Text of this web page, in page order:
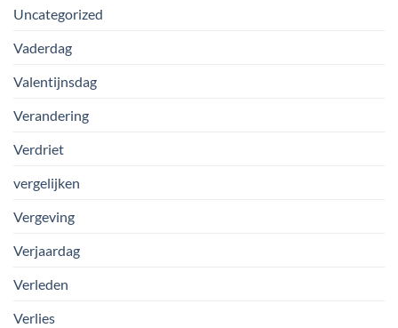
Uncategorized
Vaderdag
Valentijnsdag
Verandering
Verdriet
vergelijken
Vergeving
Verjaardag
Verleden
Verlies